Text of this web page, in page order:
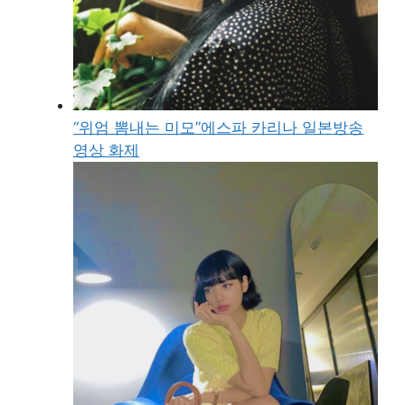
“위엄 뽐내는 미모”에스파 카리나 일본방송
영상 화제